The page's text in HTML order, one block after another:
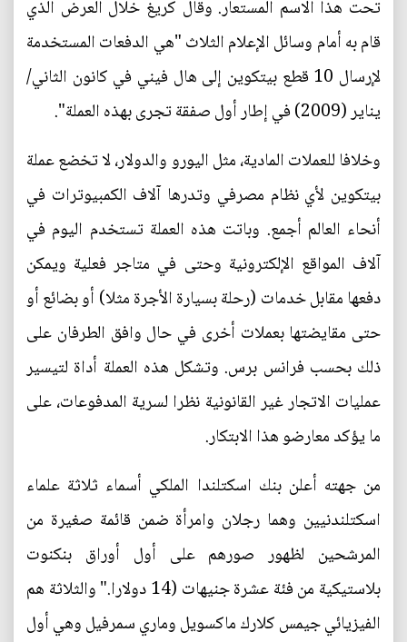
تحت هذا الاسم المستعار. وقال كريغ خلال العرض الذي
قام به أمام وسائل الإعلام الثلاث "هي الدفعات المستخدمة
لإرسال 10 قطع بيتكوين إلى هال فيني في كانون الثاني/
يناير (2009) في إطار أول صفقة تجرى بهذه العملة".
وخلافا للعملات المادية، مثل اليورو والدولار، لا تخضع عملة
بيتكوين لأي نظام مصرفي وتدرها آلاف الكمبيوترات في
أنحاء العالم أجمع. وباتت هذه العملة تستخدم اليوم في
آلاف المواقع الإلكترونية وحتى في متاجر فعلية ويمكن
دفعها مقابل خدمات (رحلة بسيارة الأجرة مثلا) أو بضائع أو
حتى مقايضتها بعملات أخرى في حال وافق الطرفان على
ذلك بحسب فرانس برس. وتشكل هذه العملة أداة لتيسير
عمليات الاتجار غير القانونية نظرا لسرية المدفوعات، على
ما يؤكد معارضو هذا الابتكار.
من جهته أعلن بنك اسكتلندا الملكي أسماء ثلاثة علماء
اسكتلندنيين وهما رجلان وامرأة ضمن قائمة صغيرة من
المرشحين لظهور صورهم على أول أوراق بنكنوت
بلاستيكية من فئة عشرة جنيهات ‬(14 دولارا." والثلاثة هم
الفيزيائي جيمس كلارك ماكسويل وماري سمرفيل وهي أول